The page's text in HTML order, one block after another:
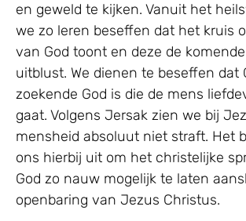
en geweld te kijken. Vanuit het
we zo leren beseffen dat het kruis
van God toont en deze de
uitblust. We dienen te beseffen dat
zoekende God is die de mens
gaat. Volgens Jersak zien we bij
mensheid absoluut niet straft. Het
ons hierbij uit om het christelijke
God zo nauw mogelijk te laten
openbaring van Jezus Christus.